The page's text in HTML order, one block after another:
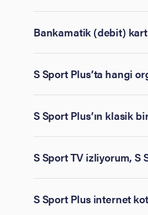
Bankamatik (debit)
S Sport Plus’ta hangi
S Sport Plus’ın klasik
S Sport TV izliyorum, S
S Sport Plus internet